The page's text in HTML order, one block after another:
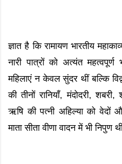
ज्ञात है कि रामायण भारतीय
नारी पात्रों को अत्यंत
महिलाएं न केवल सुंदर थीं बल्कि
की तीनों रानियाँ, मंदोदरी,
ऋषि की पत्नी अहिल्या को वेदों
माता सीता वीणा वादन में भी निपुण